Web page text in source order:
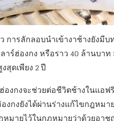
การลักลอบนำเข้างาช้างยังมี
ร์ฮ่องกง หรือราว 40 ล้านบา
สุดเพียง 2 ปี
งกงจะช่วยต่อชีวิตช้างในแอฟ
งกงยังได้ผ่านร่างแก้ไขกฎหม